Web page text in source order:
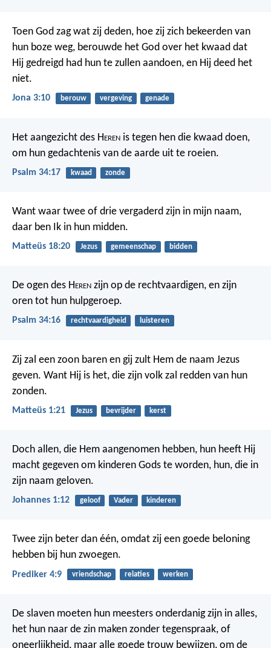
Toen God zag wat zij deden, hoe zij zich bekeerden van
hun boze weg, berouwde het God over het kwaad dat
Hij gedreigd had hun te zullen aandoen, en Hij deed het
niet.
Jona 3:10 berouw vergeving genade
Het aangezicht des Heren is tegen hen die kwaad doen,
om hun gedachtenis van de aarde uit te roeien.
Psalm 34:17 kwaad zonde
Want waar twee of drie vergaderd zijn in mijn naam,
daar ben Ik in hun midden.
Matteüs 18:20 Jezus gemeenschap bidden
De ogen des Heren zijn op de rechtvaardigen, en zijn
oren tot hun hulpgeroep.
Psalm 34:16 rechtvaardigheid luisteren
Zij zal een zoon baren en gij zult Hem de naam Jezus
geven. Want Hij is het, die zijn volk zal redden van hun
zonden.
Matteüs 1:21 Jezus bevrijder kerst
Doch allen, die Hem aangenomen hebben, hun heeft Hij
macht gegeven om kinderen Gods te worden, hun, die in
zijn naam geloven.
Johannes 1:12 geloof Vader kinderen
Twee zijn beter dan één, omdat zij een goede beloning
hebben bij hun zwoegen.
Prediker 4:9 vriendschap relaties werken
De slaven moeten hun meesters onderdanig zijn in alles,
het hun naar de zin maken zonder tegenspraak, of
oneerlijkheid, maar alle goede trouw bewijzen, om de